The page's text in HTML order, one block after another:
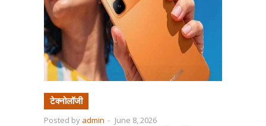
टेक्नोलॉजी
Posted by admin - June 8, 2026